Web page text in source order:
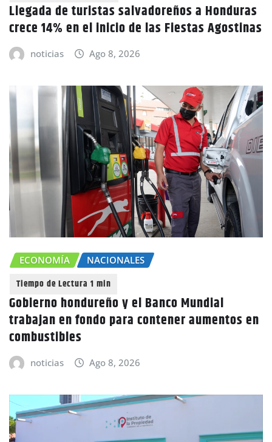
Llegada de turistas salvadoreños a Honduras
crece 14% en el inicio de las Fiestas Agostinas
noticias Ago 8, 2026
ECONOMÍA NACIONALES
Gobierno hondureño y el Banco Mundial
trabajan en fondo para contener aumentos en
combustibles
noticias Ago 8, 2026